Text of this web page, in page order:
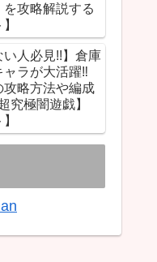
攻略解説する
い人必見!!】倉庫
ラが大活躍‼︎
攻略方法や編成
究極闇遊戯】